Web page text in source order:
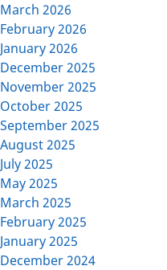
March 2026
February 2026
January 2026
December 2025
November 2025
October 2025
September 2025
August 2025
July 2025
May 2025
March 2025
February 2025
January 2025
December 2024